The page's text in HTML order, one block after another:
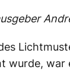
war